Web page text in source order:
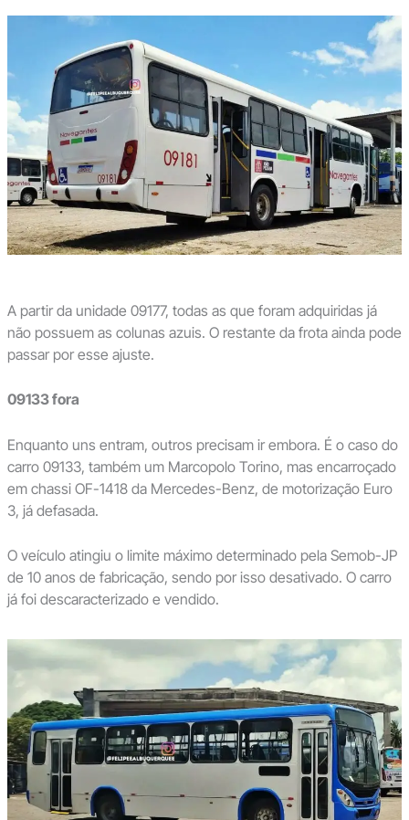
A partir da unidade 09177, todas as que foram adquiridas já
não possuem as colunas azuis. O restante da frota ainda pode
passar por esse ajuste.
09133 fora
Enquanto uns entram, outros precisam ir embora. É o caso do
carro 09133, também um Marcopolo Torino, mas encarroçado
em chassi OF-1418 da Mercedes-Benz, de motorização Euro
3, já defasada.
O veículo atingiu o limite máximo determinado pela Semob-JP
de 10 anos de fabricação, sendo por isso desativado. O carro
já foi descaracterizado e vendido.